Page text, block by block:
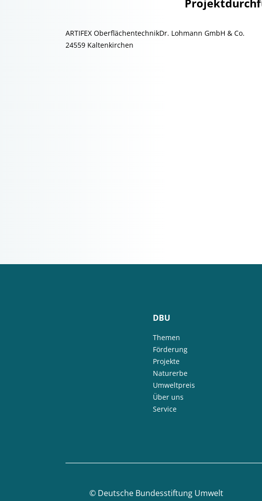
ARTIFEX OberflächentechnikDr. Lohmann GmbH & Co.
24559 Kaltenkirchen
DBU
Themen
Förderung
Projekte
Naturerbe
Umweltpreis
Über uns
Service
© Deutsche Bundesstiftung Umwelt